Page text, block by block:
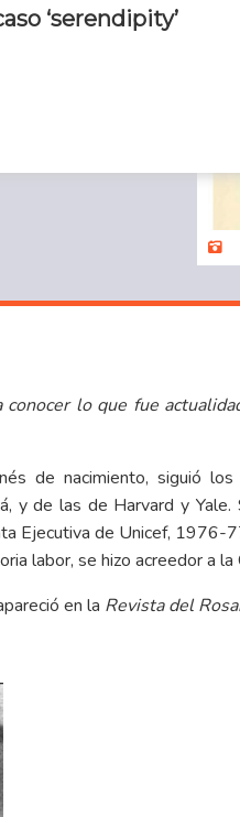
‘serendipity’
lo que fue
de nacimiento, siguió
y de las de Harvard y
Ejecutiva de Unicef, 1976-
labor, se hizo acreedor a
en la Revista del